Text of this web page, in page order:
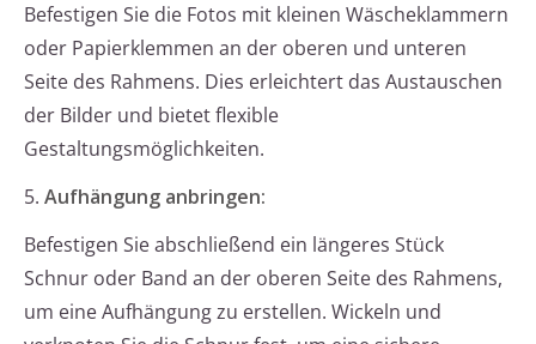
Befestigen Sie die Fotos mit kleinen Wäscheklammern
oder Papierklemmen an der oberen und unteren
Seite des Rahmens. Dies erleichtert das Austauschen
der Bilder und bietet flexible
Gestaltungsmöglichkeiten.
5. Aufhängung anbringen:
Befestigen Sie abschließend ein längeres Stück
Schnur oder Band an der oberen Seite des Rahmens,
um eine Aufhängung zu erstellen. Wickeln und